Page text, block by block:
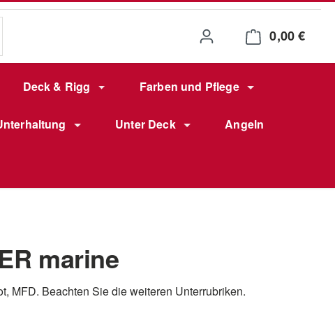
0,00 €
Deck & Rigg Farben und Pflege
Unter Deck Angeln
marine
MFD. Beachten Sie die weiteren Unterrubriken.